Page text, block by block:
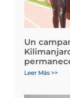
Un
Leer Más >>